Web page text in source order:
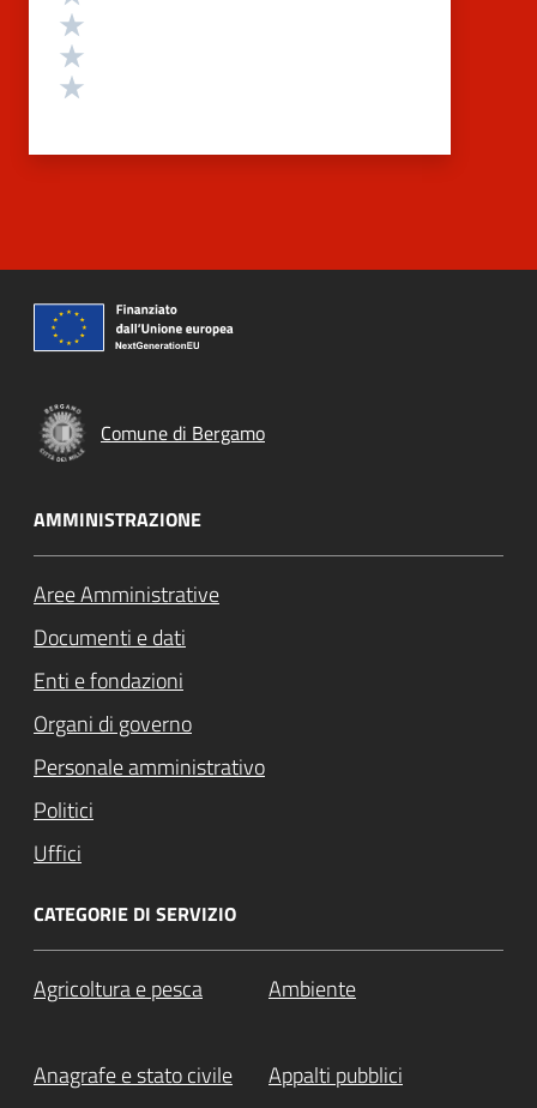
Comune di Bergamo
AMMINISTRAZIONE
Aree Amministrative
Documenti e dati
Enti e fondazioni
Organi di governo
Personale amministrativo
Politici
Uffici
CATEGORIE DI SERVIZIO
Agricoltura e pesca Ambiente
Anagrafe e stato civile Appalti pubblici